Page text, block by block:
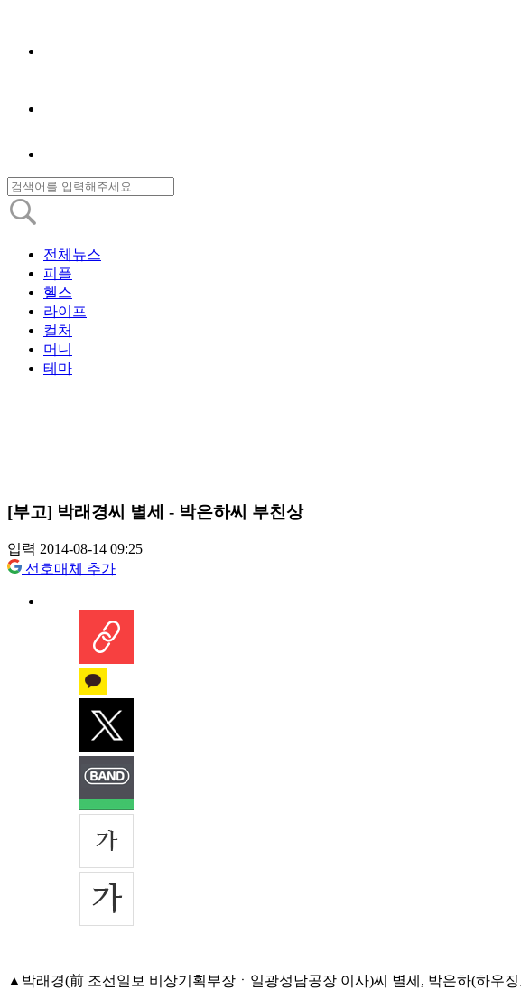
전체뉴스
피플
헬스
라이프
컬처
머니
테마
[부고] 박래경씨 별세 - 박은하씨 부친상
입력 2014-08-14 09:25
선호매체 추가
▲박래경(前 조선일보 비상기획부장ㆍ일광성남공장 이사)씨 별세, 박은하(하우